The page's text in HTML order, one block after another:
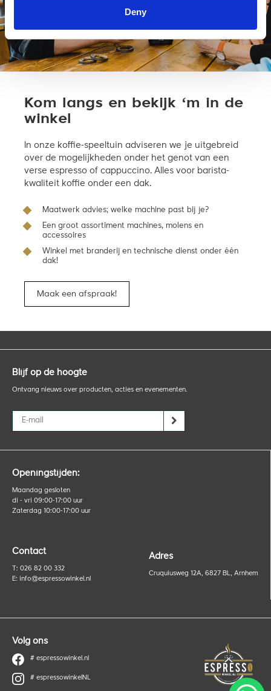
Deny
Kom langs en bekijk ‘m in de
winkel
In onze koffie-speeltuin adviseren we je uitgebreid
over de mogelijkheden onder het genot van een
verse espresso of cappuccino. Alles voor barista-
kwaliteit koffie onder een dak.
Maatwerk advies; welke machine past bij je?
Een groot assortiment machines, molens en
accessoires
Winkel met branderij en technische dienst onder één
dak!
Maak een afspraak!
Volg ons
# espressowinkel.nl
# espressowinkelNL
Openingstijden:
Maandag gesloten
di - vri 09:00-17:00 uur
Zaterdag 10:00-17:00 uur
Contact
T: 026 82 00 332
E: info@espressowinkel.nl
Adres
Cruquiusweg 12A, 6827 BL, Arnhem
Blijf op de hoogte
Ontvang nieuws over producten, acties en evenementen.